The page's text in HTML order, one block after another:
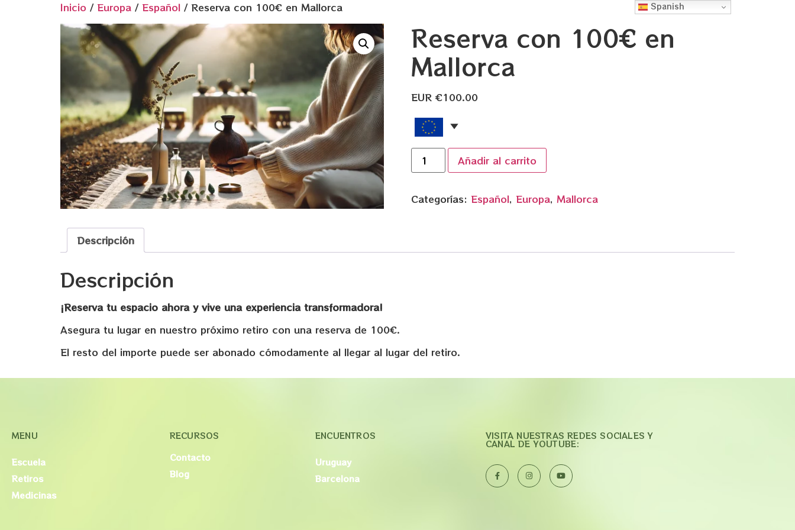
Inicio / Europa / Español / Reserva con 100€ en Mallorca
Reserva con 100€ en
Mallorca
EUR €100.00
Añadir al carrito
Categorías: Español, Europa, Mallorca
Descripción
Descripción
¡Reserva tu espacio ahora y vive una experiencia transformadora!
Asegura tu lugar en nuestro próximo retiro con una reserva de 100€.
El resto del importe puede ser abonado cómodamente al llegar al lugar del retiro.
MENU
Escuela
Retiros
Medicinas
RECURSOS
Contacto
Blog
ENCUENTROS
Uruguay
Barcelona
VISITA NUESTRAS REDES SOCIALES Y
CANAL DE YOUTUBE:
Spanish